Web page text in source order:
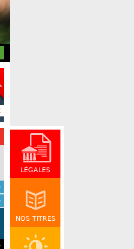
LÉGALES
NOS TITRES